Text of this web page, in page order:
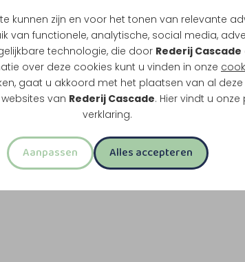
kunnen zijn en voor het tonen van relevante
van functionele, analytische, social media,
technologie, die door Rederij Cascade
over deze cookies kunt u vinden in onze
gaat u akkoord met het plaatsen van al
van Rederij Cascade. Hier vindt u onze
verklaring.
Aanpassen Alles accepteren